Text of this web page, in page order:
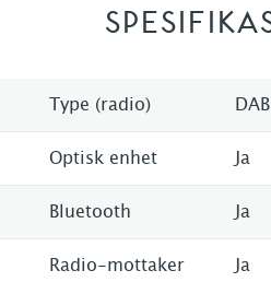
Type (radio)
Optisk enhet Ja
Bluetooth Ja
Radio-mottaker Ja